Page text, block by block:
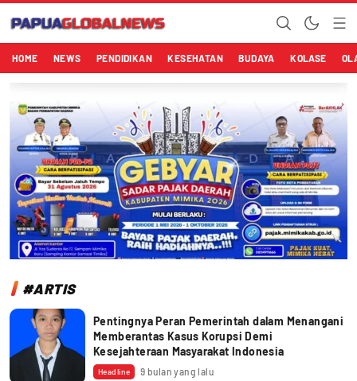
Papuaglobalnews.com
Menulis Fakta dengan Hati Bening
HOME NEWS PENDIDIKAN KESEHATAN BUDAYA KOLASE
#ARTIS
Pentingnya Peran Pemerintah dalam Menangani
Memberantas Kasus Korupsi Demi
Kesejahteraan Masyarakat Indonesia
Headline 9 bulan yang lalu